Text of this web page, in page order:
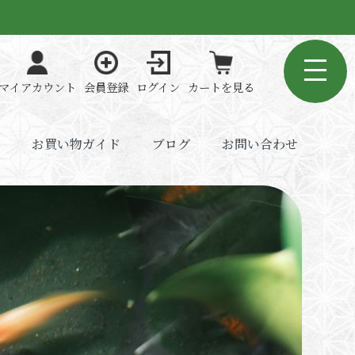
イアカウント 会員登録 ログイン カートを見る
お買い物ガイド ブログ お問い合わせ